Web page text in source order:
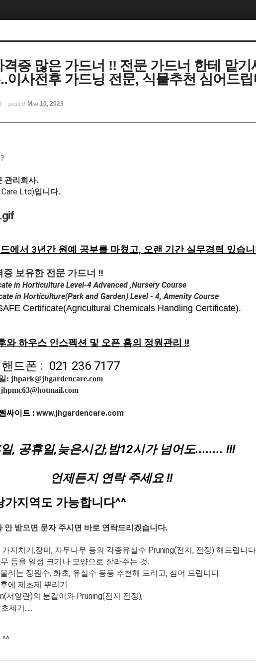
증 많은 가드너 !! 전문 가드너 한테 맡기
이사전후 가드닝 전문, 식물추천 심어드
posted Mar 10, 2023
관리회​사.
Care Ltd)입니다.
에서 3년간 원예 공부를 마쳤고, 오랜 기간 실무경력 있습
증 보유한 전문 가드너 !!
in Horticulture Level-4 Advanced ,Nursery Course
in Horticulture(Park and Garden) Level - 4, Amenity Course
Certificate(Agricultural Chemicals Handling Certificate).
와 하우스 인스펙션 및 오픈 홈의 정원관리 !!
핸드폰 : 021 236 7177
: jhpark@jhgardencare.com
jhpmc63@hotmail.com
싸이트 : www.jhgardencare.com
일, 공휴일,늦은시간,밤12시가 넘어도........ !!!
든지 연락주세요 !!
가지역도 가능합니다^^
안 받으면 문자 주시면 바로 연락드리겠습니다.
지치기,장미, 자두나무 등의 각종유실수 Pruning(전지, 전정) 해드립니
등을 일정 크기나 모양으로 잘라주는 것.
리는 정원수, 화초, 유실수 등등 추천해 드리고, 심어 드립니다.
에 제초제 뿌리기...
서양란)의 분갈이와 Pruning(전지 전정),
제거.....
^^​